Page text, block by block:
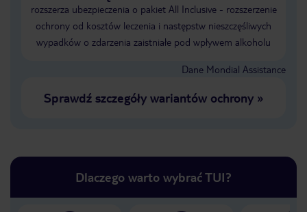
rozszerza ubezpieczenia o pakiet All Inclusive - rozszerzenie
ochrony od kosztów leczenia i następstw nieszczęśliwych
wypadków o zdarzenia zaistniałe pod wpływem alkoholu
Dane Mondial Assistance
Sprawdź szczegóły wariantów ochrony»
Dlaczego warto wybrać TUI?